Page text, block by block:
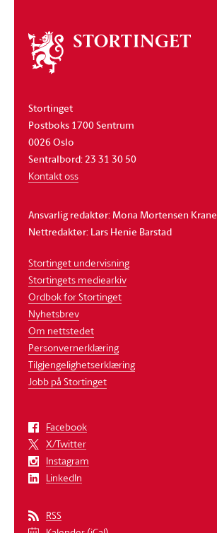
Om
stortinget
Stortinget
Postboks 1700 Sentrum
0026 Oslo
Sentralbord: 23 31 30 50
Kontakt oss
Ansvarlig redaktør: Mona Mortensen Krane
Nettredaktør: Lars Henie Barstad
Stortinget undervisning
Stortingets mediearkiv
Ordbok for Stortinget
Nyhetsbrev
Om nettstedet
Personvernerklæring
Tilgjengelighetserklæring
Jobb på Stortinget
Facebook
X/Twitter
Instagram
LinkedIn
RSS